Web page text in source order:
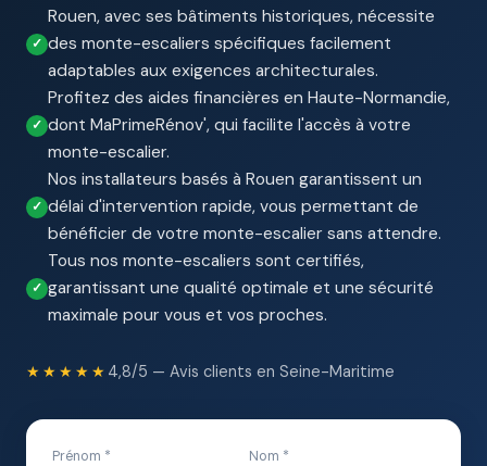
Rouen, avec ses bâtiments historiques, nécessite
des monte-escaliers spécifiques facilement
adaptables aux exigences architecturales.
Profitez des aides financières en Haute-Normandie,
dont MaPrimeRénov', qui facilite l'accès à votre
monte-escalier.
Nos installateurs basés à Rouen garantissent un
délai d'intervention rapide, vous permettant de
bénéficier de votre monte-escalier sans attendre.
Tous nos monte-escaliers sont certifiés,
garantissant une qualité optimale et une sécurité
maximale pour vous et vos proches.
★★★★★ 4,8/5 — Avis clients en Seine-Maritime
Prénom * Nom *